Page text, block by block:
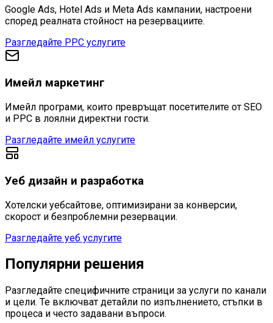
Google Ads, Hotel Ads и Meta Ads кампании, настроени
според реалната стойност на резервациите.
Разгледайте PPC услугите
Имейл маркетинг
Имейл програми, които превръщат посетителите от SEO
и PPC в лоялни директни гости.
Разгледайте имейл услугите
Уеб дизайн и разработка
Хотелски уебсайтове, оптимизирани за конверсии,
скорост и безпроблемни резервации.
Разгледайте уеб услугите
Популярни решения
Разгледайте специфичните страници за услуги по канали
и цели. Те включват детайли по изпълнението, стъпки в
процеса и често задавани въпроси.